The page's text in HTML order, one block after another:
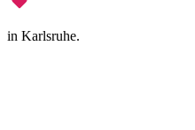
in Karlsruhe.